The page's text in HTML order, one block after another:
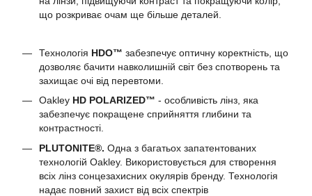
що розкриває очам ще більше деталей.
Технологія HDO™ забезпечує оптичну коректність, що
дозволяє бачити навколишній світ без спотворень та
захищає очі від перевтоми.
Oakley HD POLARIZED™ - особливість лінз, яка
забезпечує покращене сприйняття глибини та
контрастності.
PLUTONITE®. Одна з багатьох запатентованих
технологій Oakley. Використовується для створення
всіх лінз сонцезахисних окулярів бренду. Технологія
надає повний захист від всіх спектрів